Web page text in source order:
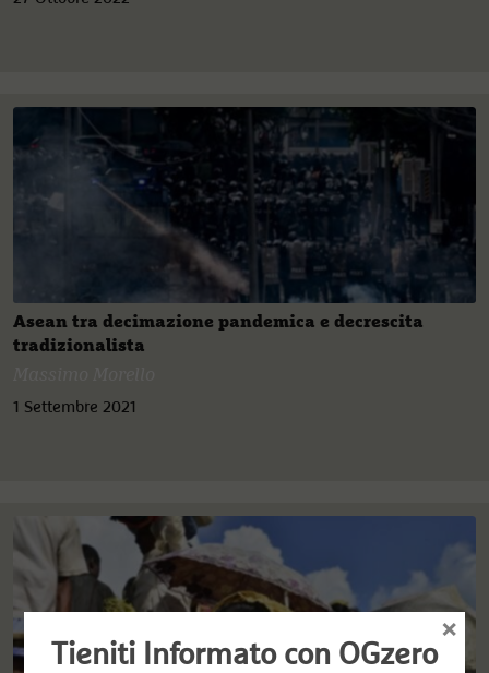
Asean tra decimazione pandemica e decrescita
tradizionalista
1 Settembre 2021
Tieniti Informato con OGzero
×